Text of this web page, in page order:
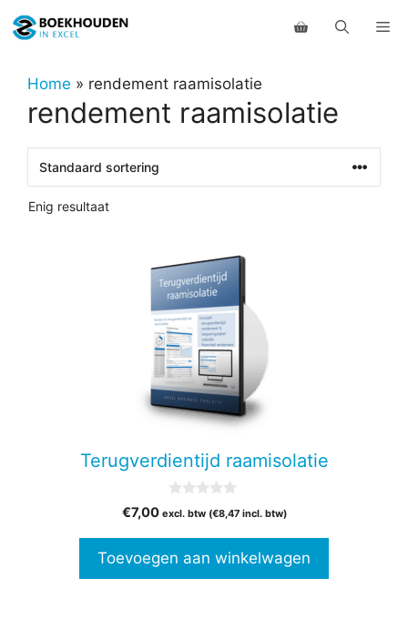
naar
inhoudHome » rendement raamisolatie
rendement raamisolatie
Enig resultaat
Terugverdientijd raamisolatie
v
5
€7,00 excl. btw (€8,47incl. btw)
Toevoegen aan winkelwagen